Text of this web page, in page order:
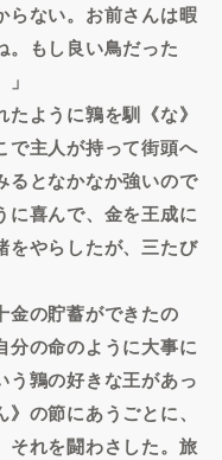
らない。お前さんは暇
。もし良い鳥だった
ように鶉を馴《な》
で主人が持って街頭へ
るとなかなか強いので
に喜んで、金を王成に
をやらしたが、三たび
の貯蓄ができたの
分の命のように大事に
う鶉の好きな王があっ
の節にあうごとに、
それを闘わさした。旅